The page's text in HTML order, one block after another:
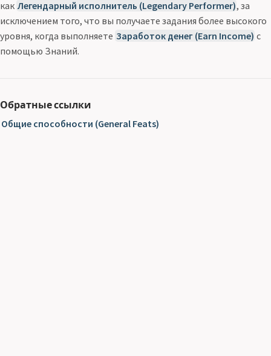
как Легендарный исполнитель (Legendary Performer), за
исключением того, что вы получаете задания более высокого
уровня, когда выполняете Заработок денег (Earn Income) с
помощью Знаний.
Обратные ссылки
Общие способности (General Feats)